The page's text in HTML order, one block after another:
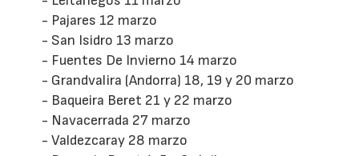
- Pajares 12 marzo
- San Isidro 13 marzo
- Fuentes De Invierno 14 marzo
- Grandvalira (Andorra) 18, 19 y 20 marzo
- Baqueira Beret 21 y 22 marzo
- Navacerrada 27 marzo
- Valdezcaray 28 marzo